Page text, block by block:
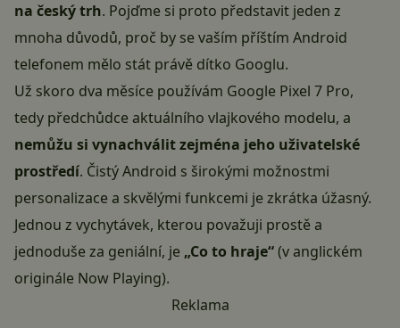
na český trh. Pojďme si proto představit jeden z
mnoha důvodů, proč by se vaším příštím Android
telefonem mělo stát právě dítko Googlu.
Už skoro dva měsíce používám Google Pixel 7 Pro,
tedy předchůdce aktuálního vlajkového modelu, a
nemůžu si vynachválit zejména jeho uživatelské
prostředí. Čistý Android s širokými možnostmi
personalizace a skvělými funkcemi je zkrátka úžasný.
Jednou z vychytávek, kterou považuji prostě a
jednoduše za geniální, je „Co to hraje“(v anglickém
originále Now Playing).
Reklama